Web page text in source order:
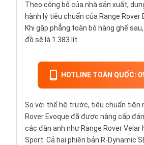
Theo công bố của nhà sản xuất,
hành lý tiêu chuẩn của Range Rover
Khi gập phẳng toàn bộ hàng ghế
đồ sẽ là 1.383 lít.
HOTLINE TOÀN QUỐC:
So với thế hệ trước, tiêu chuẩn tiện
Rover Evoque đã được nâng cấp
các đàn anh như Range Rover Velar
Sport. Cả hai phiên bản R-Dynamic